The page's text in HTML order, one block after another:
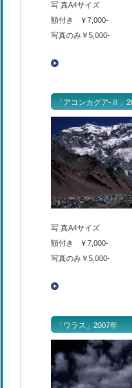
写 真A4サイズ
額付き ￥7,000-
写真のみ￥5,000-
「アコンカグア‐Ⅱ」
写 真A4サイズ
額付き ￥7,000-
写真のみ￥5,000-
「ワラス」2007年